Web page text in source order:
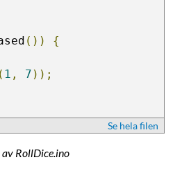
())
{
( 1 , 7 ));
Se hela filen
RollDice.ino